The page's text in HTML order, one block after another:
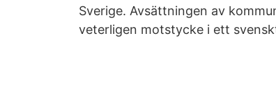
Sverige. Avsättningen av
veterligen motstycke i ett